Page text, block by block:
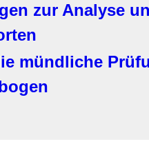
zur Analyse
mündliche